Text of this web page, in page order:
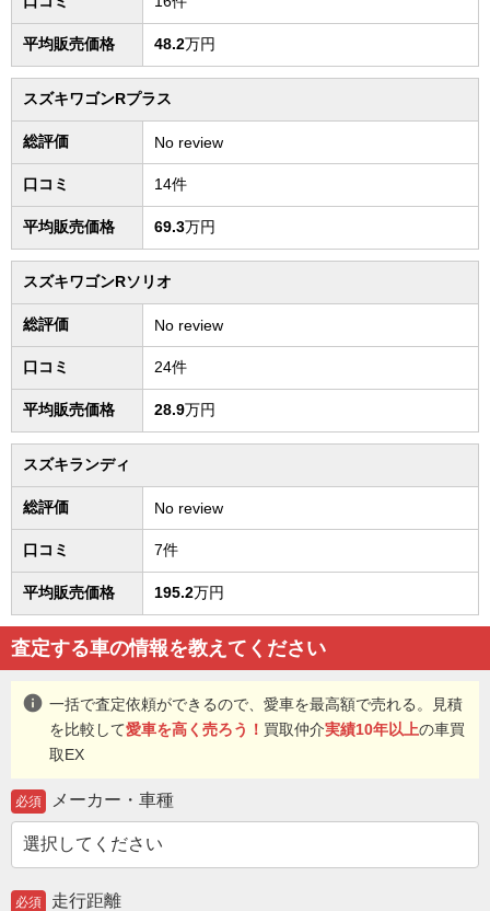
平均販売価格 48.2万円
スズキワゴンRプラス
総評価 No review
口コミ 14件
平均販売価格 69.3万円
スズキワゴンRソリオ
総評価 No review
口コミ 24件
平均販売価格 28.9万円
スズキランディ
総評価 No review
口コミ 7件
平均販売価格 195.2万円
査定する車の情報を教えてください
info 一括で査定依頼ができるので、愛車を最高額で売れる。見積
を比較して愛車を高く売ろう！ 買取仲介実績10年以上の車買
取EX
必須 メーカー・車種
必須 走行距離